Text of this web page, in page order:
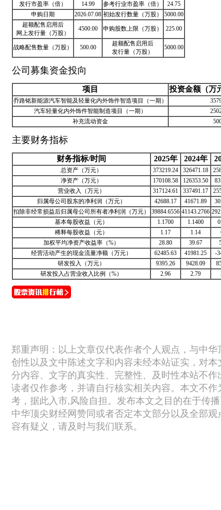
发行市盈率（倍）
14.99 参考行业市盈率（倍）
24.75
申购日期
2026.07.08 初始发行数量（万股）
5000.00
超额配售启用后
网上发行量（万股）
4500.00 申购股数上限（万股） 225.00
战略配售数量（万股） 500.00
超额配售启用后
发行量（万股）
5000.00
公司募集资金投向
项目 投资金额（万
乔路铭新能源汽车智能及轻量化内外饰件智造项目（一期）
汽车轻量化内外饰件智能制造项目（一期）
补充流动资金
主要财务指标
财务指标/时间 2025年 2024年
总资产（万元） 373219.24 326471.18
净资产（万元）
170108.58 126353.50
营业收入（万元）
317124.61 337491.17
归属母公司股东的净利润（万元）
42688.17 41671.89
扣除非经常损益后归属母公司所有者净利润（万元）
39884.6556 41143.2766
基本每股收益（元）
1.1700 1.1400
稀释每股收益（元）
1.17 1.14
加权平均净资产收益率（%）
28.80 39.67
经营活动产生的现金流量净额（万元）
62485.63 41981.25
-
研发投入（万元）
9395.26 9428.09
研发投入占营业收入比例（%）
2.96 2.79